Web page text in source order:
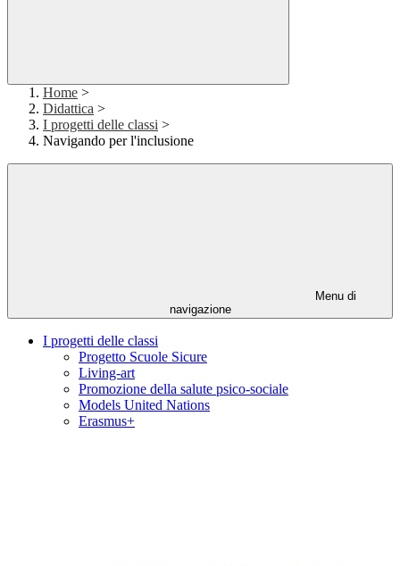
Home >
Didattica >
I progetti delle classi >
Navigando per l'inclusione
Menu di
navigazione
I progetti delle classi
Progetto Scuole Sicure
Living-art
Promozione della salute psico-sociale
Models United Nations
Erasmus+